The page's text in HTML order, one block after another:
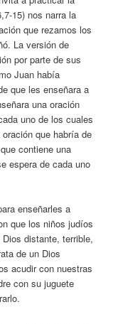
15) nos narra la
que rezamos los
La versión de
por parte de sus
Juan había
que les enseñara a
una oración
uno de los cuales
que habría de
contiene una
espera de cada uno
enseñarles a
que los niños judíos
distante, terrible,
de un Dios
acudir con nuestras
con su juguete